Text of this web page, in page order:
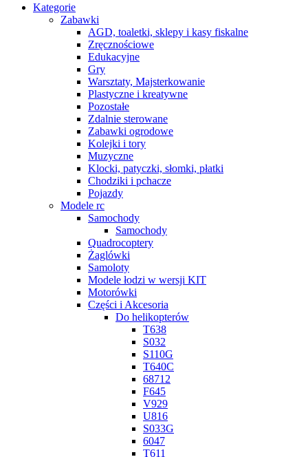
Kategorie
Zabawki
AGD, toaletki, sklepy i kasy fiskalne
Zręcznościowe
Edukacyjne
Gry
Warsztaty, Majsterkowanie
Plastyczne i kreatywne
Pozostałe
Zdalnie sterowane
Zabawki ogrodowe
Kolejki i tory
Muzyczne
Klocki, patyczki, słomki, płatki
Chodziki i pchacze
Pojazdy
Modele rc
Samochody
Samochody
Quadrocoptery
Żaglówki
Samoloty
Modele łodzi w wersji KIT
Motorówki
Części i Akcesoria
Do helikopterów
T638
S032
S110G
T640C
68712
F645
V929
U816
S033G
6047
T611